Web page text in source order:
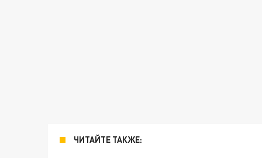
ЧИТАЙТЕ ТАКЖЕ: